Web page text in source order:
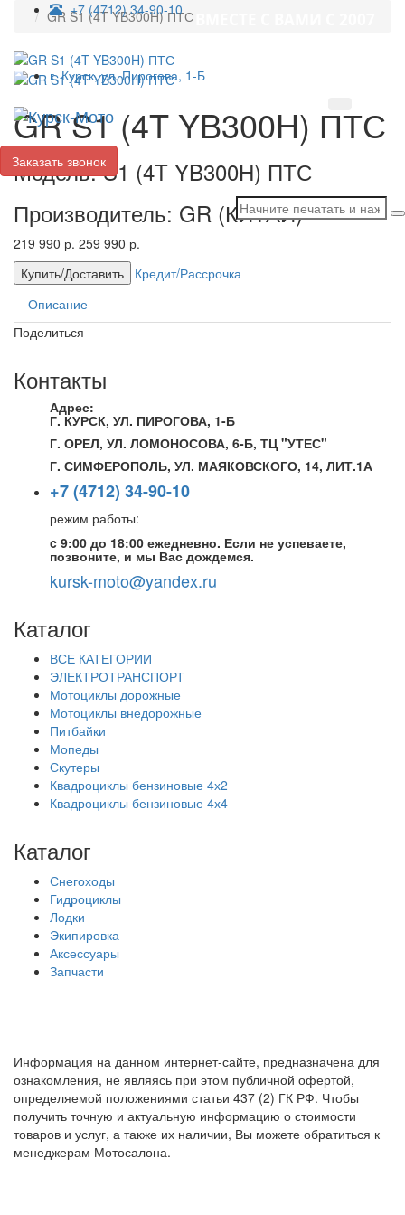
+7 (4712) 34-90-10
г. Курск, ул. Пирогова, 1-Б
Заказать звонок
GR S1 (4T YB300H) ПТС
GR S1 (4T YB300H) ПТС
Модель: S1 (4T YB300H) ПТС
Производитель: GR (КИТАЙ)
219 990 р. 259 990 р.
Купить/Доставить
Кредит/Рассрочка
Описание
Поделиться
Контакты
Адрес:
Г. КУРСК, УЛ. ПИРОГОВА, 1-Б
Г. ОРЕЛ, УЛ. ЛОМОНОСОВА, 6-Б, ТЦ "УТЕС"
Г. СИМФЕРОПОЛЬ, УЛ. МАЯКОВСКОГО, 14, ЛИТ.1А
+7 (4712) 34-90-10
режим работы:
c 9:00 до 18:00 ежедневно. Если не успеваете,
позвоните, и мы Вас дождемся.
kursk-moto@yandex.ru
Каталог
ВСЕ КАТЕГОРИИ
ЭЛЕКТРОТРАНСПОРТ
Мотоциклы дорожные
Мотоциклы внедорожные
Питбайки
Мопеды
Скутеры
Квадроциклы бензиновые 4х2
Квадроциклы бензиновые 4х4
Каталог
Снегоходы
Гидроциклы
Лодки
Экипировка
Аксессуары
Запчасти
Информация на данном интернет-сайте, предназначена для
ознакомления, не являясь при этом публичной офертой,
определяемой положениями статьи 437 (2) ГК РФ. Чтобы
получить точную и актуальную информацию о стоимости
товаров и услуг, а также их наличии, Вы можете обратиться к
менеджерам Мотосалона.